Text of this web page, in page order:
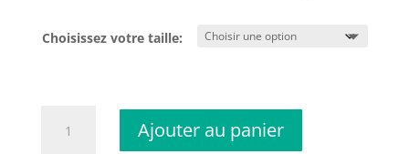
Choisissez votre taille:
Ajouter au panier